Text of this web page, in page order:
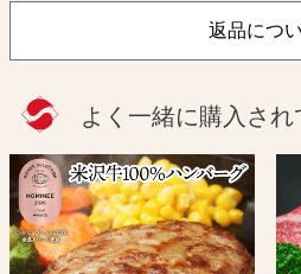
返品につ
よく一緒に購入さ